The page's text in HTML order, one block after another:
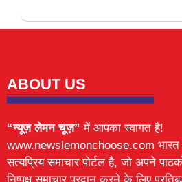
ABOUT US
“न्यूज़ लेमन चूज़” में आपका स्वागत है!
www.newslemonchoose.com
सत्यप्रिय समाचार पोर्टल है, जो अपने